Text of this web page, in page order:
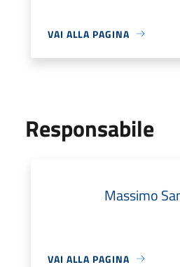
VAI ALLA PAGINA
Responsabile
Massimo
VAI ALLA PAGINA